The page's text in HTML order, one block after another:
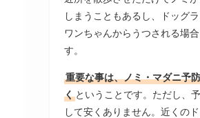
しまうこともあるし、ドッグ
ワンちゃんからうつされる場
す。
重要な事は、ノミ・マダニ予
く ということです。ただし、
して安くありません。近くの